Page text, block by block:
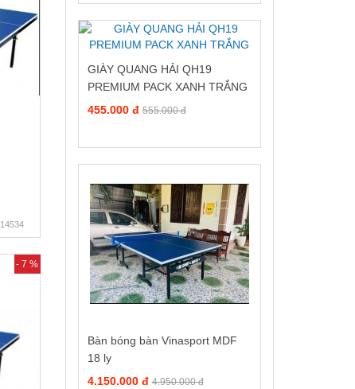
14534
- 7 %
GIÀY QUANG HẢI QH19
PREMIUM PACK XANH TRẮNG
455.000 đ 555.000 đ
Bàn bóng bàn Vinasport MDF
18 ly
4.150.000 đ 4.950.000 đ